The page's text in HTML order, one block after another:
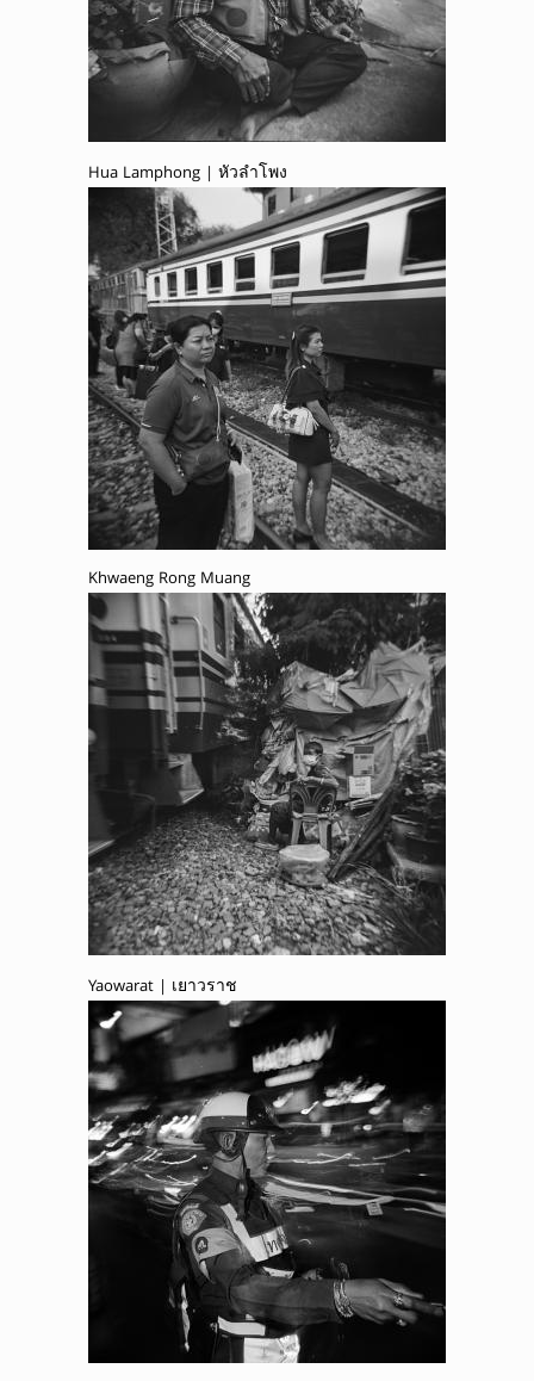
Hua Lamphong | หัวลำโพง
Khwaeng Rong Muang
Yaowarat | เยาวราช